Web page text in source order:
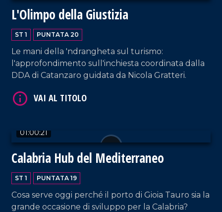
L'Olimpo della Giustizia
ST 1 PUNTATA 20
Le mani della 'ndrangheta sul turismo:
l'approfondimento sull'inchiesta coordinata dalla
DDA di Catanzaro guidata da Nicola Gratteri.
01:00:21
Calabria Hub del Mediterraneo
ST 1 PUNTATA 19
Cosa serve oggi perché il porto di Gioia Tauro sia la
grande occasione di sviluppo per la Calabria?
VAI AL TITOLO
VAI AL TITOLO